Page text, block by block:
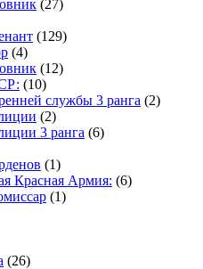
(27)
(129)
(4)
(12)
(10)
службы 3 ранга (2)
(2)
3 ранга (6)
(1)
Красная Армия: (6)
(1)
(26)